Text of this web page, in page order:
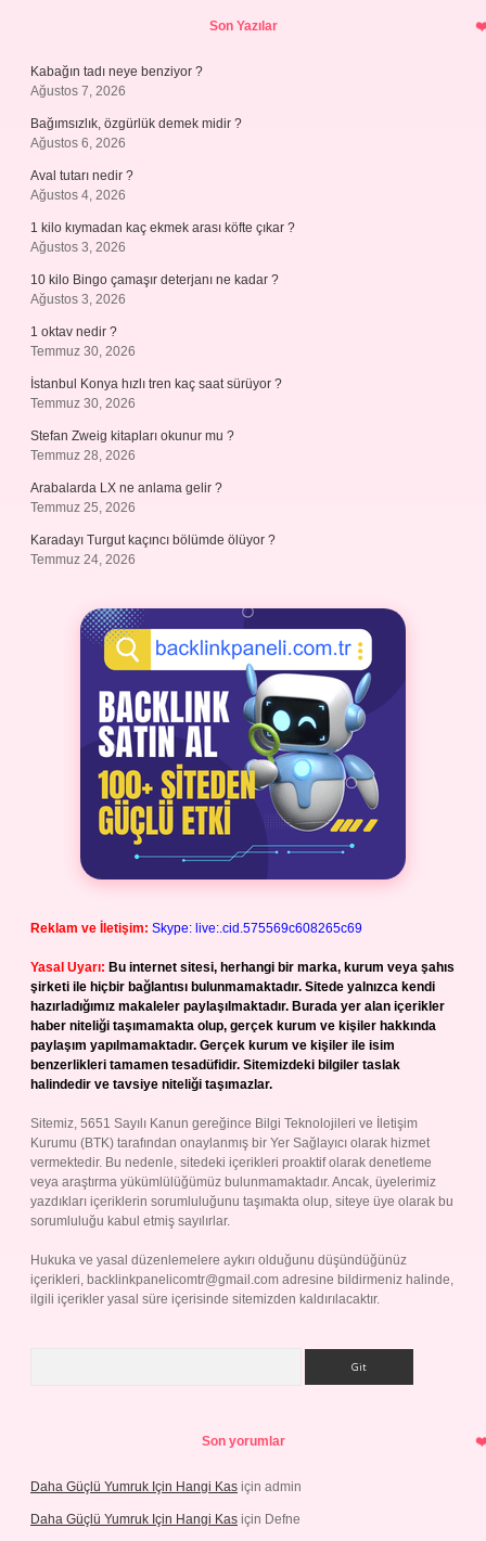
Son Yazılar
Kabağın tadı neye benziyor ?
Ağustos 7, 2026
Bağımsızlık, özgürlük demek midir ?
Ağustos 6, 2026
Aval tutarı nedir ?
Ağustos 4, 2026
1 kilo kıymadan kaç ekmek arası köfte çıkar ?
Ağustos 3, 2026
10 kilo Bingo çamaşır deterjanı ne kadar ?
Ağustos 3, 2026
1 oktav nedir ?
Temmuz 30, 2026
İstanbul Konya hızlı tren kaç saat sürüyor ?
Temmuz 30, 2026
Stefan Zweig kitapları okunur mu ?
Temmuz 28, 2026
Arabalarda LX ne anlama gelir ?
Temmuz 25, 2026
Karadayı Turgut kaçıncı bölümde ölüyor ?
Temmuz 24, 2026
Reklam ve İletişim: Skype: live:.cid.575569c608265c69
Yasal Uyarı: Bu internet sitesi, herhangi bir marka, kurum veya şahıs
şirketi ile hiçbir bağlantısı bulunmamaktadır. Sitede yalnızca kendi
hazırladığımız makaleler paylaşılmaktadır. Burada yer alan içerikler
haber niteliği taşımamakta olup, gerçek kurum ve kişiler hakkında
paylaşım yapılmamaktadır. Gerçek kurum ve kişiler ile isim
benzerlikleri tamamen tesadüfidir. Sitemizdeki bilgiler taslak
halindedir ve tavsiye niteliği taşımazlar.
Sitemiz, 5651 Sayılı Kanun gereğince Bilgi Teknolojileri ve İletişim
Kurumu (BTK) tarafından onaylanmış bir Yer Sağlayıcı olarak hizmet
vermektedir. Bu nedenle, sitedeki içerikleri proaktif olarak denetleme
veya araştırma yükümlülüğümüz bulunmamaktadır. Ancak, üyelerimiz
yazdıkları içeriklerin sorumluluğunu taşımakta olup, siteye üye olarak bu
sorumluluğu kabul etmiş sayılırlar.
Hukuka ve yasal düzenlemelere aykırı olduğunu düşündüğünüz
içerikleri, backlinkpanelicomtr@gmail.com adresine bildirmeniz halinde,
ilgili içerikler yasal süre içerisinde sitemizden kaldırılacaktır.
Son yorumlar
Daha Güçlü Yumruk Için Hangi Kas için admin
Daha Güçlü Yumruk Için Hangi Kas için Defne